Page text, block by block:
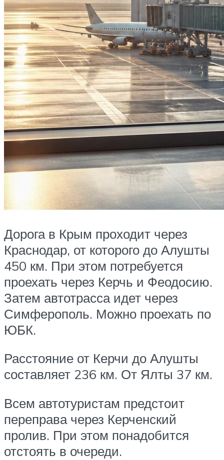
Дорога в Крым проходит через
Краснодар, от которого до Алушты
450 км. При этом потребуется
проехать через Керчь и Феодосию.
Затем автотрасса идет через
Симферополь. Можно проехать по
ЮБК.
Расстояние от Керчи до Алушты
составляет 236 км. От Ялты 37 км.
Всем автотуристам предстоит
переправа через Керченский
пролив. При этом понадобится
отстоять в очереди.